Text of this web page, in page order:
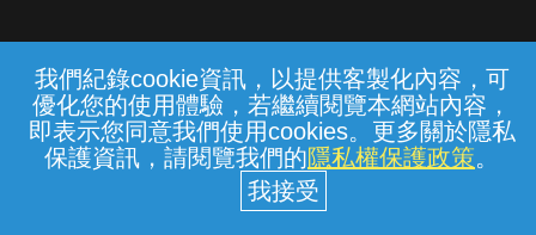
我們紀錄cookie資訊，以提供客製化內容，可
優化您的使用體驗，若繼續閱覽本網站內容，
即表示您同意我們使用cookies。更多關於隱私
保護資訊，請閱覽我們的隱私權保護政策。
常見問題 線上客服 服務條款 隱私權保護
中華電信股份有限公司個人家庭分公司
(統一編號：96979949) © 2026
{{notifyMsg}}